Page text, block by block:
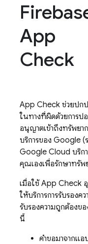
App
Check
App Check ช่วยปก
ในทางที่ผิดด้วยการป้
อนุญาตเข้าถึงทรัพยา
บริการของ Google (
Google Cloud บริก
คุณเองเพื่อรักษาทรัพ
เมื่อใช้ App Check
ให้บริการการรับรอง
รับรองความถูกต้องข
นี้
คำขอมาจากแ